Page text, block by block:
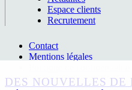
OLEO SERVICES «
OUEST BOISSONS
DES NOUVELLES DE
Espace clients
Recrutement
Contact
Mentions légales
Se connecter